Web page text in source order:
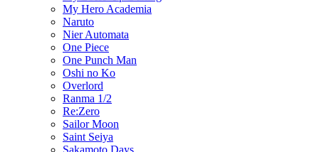
My Hero Academia
Naruto
Nier Automata
One Piece
One Punch Man
Oshi no Ko
Overlord
Ranma 1/2
Re:Zero
Sailor Moon
Saint Seiya
Sakamoto Days